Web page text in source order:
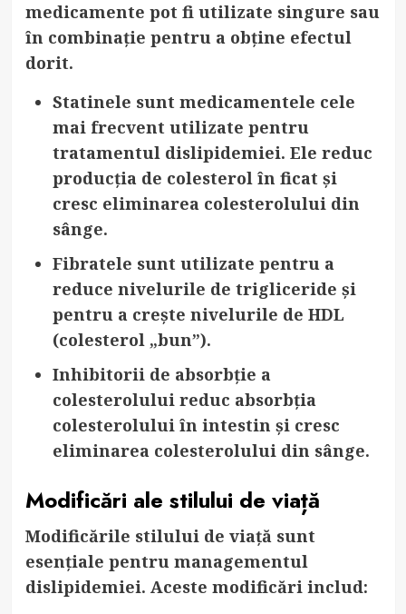
medicamente pot fi utilizate singure sau
în combinație pentru a obține efectul
dorit.
Statinele sunt medicamentele cele
mai frecvent utilizate pentru
tratamentul dislipidemiei. Ele reduc
producția de colesterol în ficat și
cresc eliminarea colesterolului din
sânge.
Fibratele sunt utilizate pentru a
reduce nivelurile de trigliceride și
pentru a crește nivelurile de HDL
(colesterol „bun”).
Inhibitorii de absorbție a
colesteroluluireduc absorbția
colesterolului în intestin și cresc
eliminarea colesterolului din sânge.
Modificări ale stilului de viață
Modificările stilului de viață sunt
esențiale pentru managementul
dislipidemiei. Aceste modificări includ: